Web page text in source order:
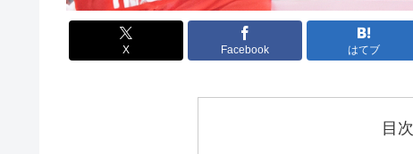
X Facebook はてブ
目次